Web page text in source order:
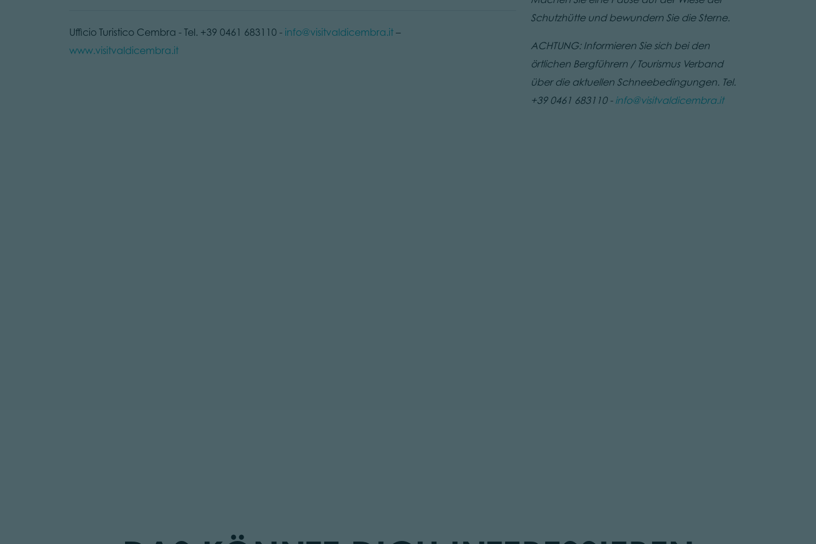
Ufficio Turistico Cembra - Tel. +39 0461 683110 - info@visitvaldicembra.it –
www.visitvaldicembra.it
Schutzhütte und bewundern Sie die Sterne.
ACHTUNG: Informieren Sie sich bei den
örtlichen Bergführern / Tourismus Verband
über die aktuellen Schneebedingungen. Tel.
+39 0461 683110 - info@visitvaldicembra.it